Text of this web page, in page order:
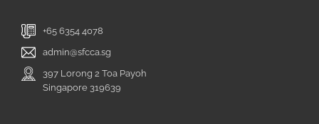
+65 6354 4078
admin@sfcca.sg
397 Lorong 2 Toa Payoh
Singapore 319639